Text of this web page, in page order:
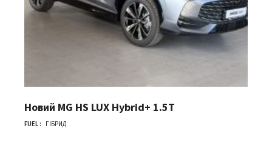
Новий MG HS LUX Hybrid+ 1.5T
FUEL : ГІБРИД